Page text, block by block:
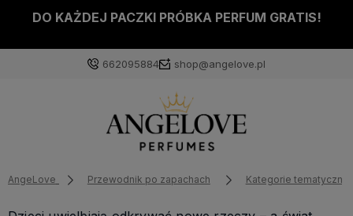
DO KAŻDEJ PACZKI PRÓBKA PERFUM GRATIS!
662095884 shop@angelove.pl
AngeLove Przewodnik po zapachach Kategorie tematyczne